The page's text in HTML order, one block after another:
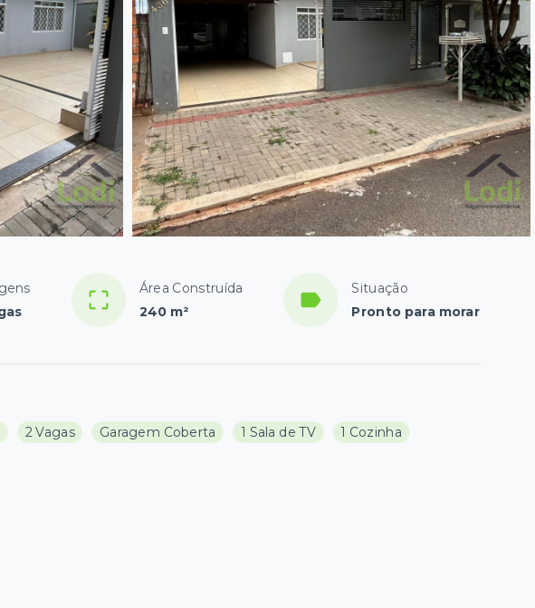
Área Construída
240 m²
Situação
Pronto para morar
2 Vagas Garagem Coberta 1 Sala de TV
1 Cozinha